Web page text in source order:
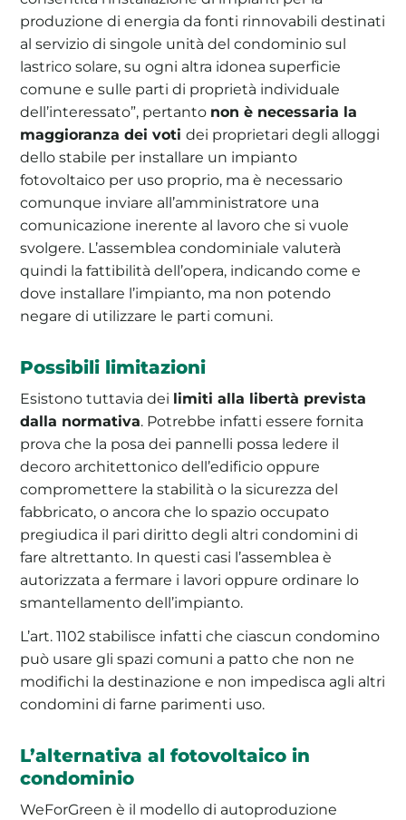
produzione di energia da fonti rinnovabili destinati
al servizio di singole unità del condominio sul
lastrico solare, su ogni altra idonea superficie
comune e sulle parti di proprietà individuale
dell’interessato”, pertanto non è necessaria la
maggioranza dei votidei proprietari degli alloggi
dello stabile per installare un impianto
fotovoltaico per uso proprio, ma è necessario
comunque inviare all’amministratore una
comunicazione inerente al lavoro che si vuole
svolgere. L’assemblea condominiale valuterà
quindi la fattibilità dell’opera, indicando come e
dove installare l’impianto, ma non potendo
negare di utilizzare le parti comuni.
Possibili limitazioni
Esistono tuttavia dei limiti alla libertà prevista
dalla normativa. Potrebbe infatti essere fornita
prova che la posa dei pannelli possa ledere il
decoro architettonico dell’edificio oppure
compromettere la stabilità o la sicurezza del
fabbricato, o ancora che lo spazio occupato
pregiudica il pari diritto degli altri condomini di
fare altrettanto. In questi casi l’assemblea è
autorizzata a fermare i lavori oppure ordinare lo
smantellamento dell’impianto.
L’art. 1102 stabilisce infatti che ciascun condomino
può usare gli spazi comuni a patto che non ne
modifichi la destinazione e non impedisca agli altri
condomini di farne parimenti uso.
L’alternativa al fotovoltaico in
condominio
WeForGreen è il modello di autoproduzione